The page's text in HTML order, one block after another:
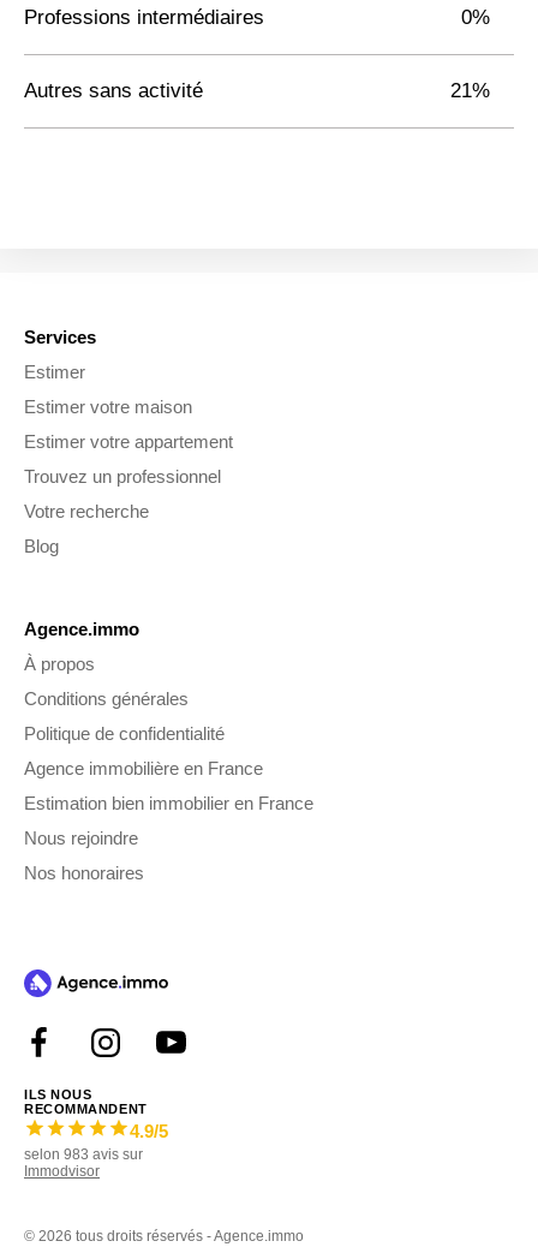
Professions intermédiaires 0%
Autres sans activité 21%
Services
Estimer
Estimer votre maison
Estimer votre appartement
Trouvez un professionnel
Votre recherche
Blog
Agence.immo
À propos
Conditions générales
Politique de confidentialité
Agence immobilière en France
Estimation bien immobilier en France
Nous rejoindre
Nos honoraires
ILS NOUS
RECOMMANDENT
4.9/5
selon 983 avis sur
Immodvisor
© 2026 tous droits réservés - Agence.immo